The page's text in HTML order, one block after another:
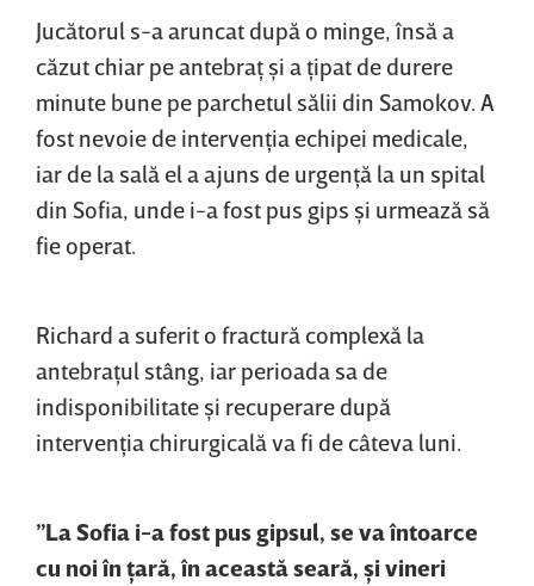
Jucătorul s-a aruncat după o minge, însă a
căzut chiar pe antebraţ şi a ţipat de durere
minute bune pe parchetul sălii din Samokov. A
fost nevoie de intervenţia echipei medicale,
iar de la sală el a ajuns de urgenţă la un spital
din Sofia, unde i-a fost pus gips şi urmează să
fie operat.
Richard a suferit o fractură complexă la
antebraţul stâng, iar perioada sa de
indisponibilitate şi recuperare după
intervenţia chirurgicală va fi de câteva luni.
”La Sofia i-a fost pus gipsul, se va întoarce
cu noi în ţară, în această seară, şi vineri